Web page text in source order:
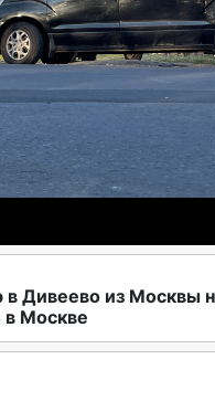
в Дивеево из Москвы
в Москве